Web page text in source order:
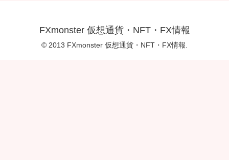
FXmonster 仮想通貨・NFT・FX情報
© 2013 FXmonster 仮想通貨・NFT・FX情報.